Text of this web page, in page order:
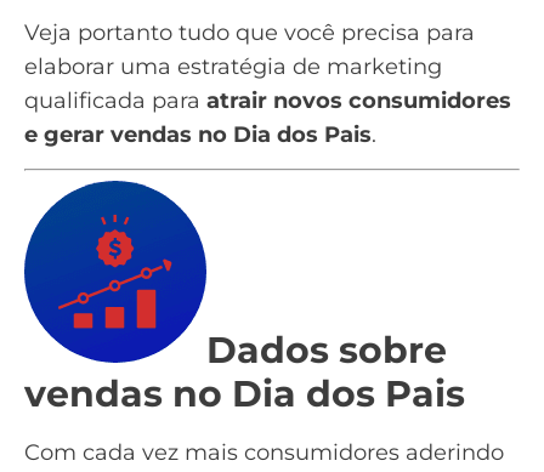
Veja portanto tudo que você precisa para
elaborar uma estratégia de marketing
qualificada para atrair novos consumidores
e gerar vendas no Dia dos Pais.
Dados sobre
vendas no Dia dos Pais
Com cada vez mais consumidores aderindo